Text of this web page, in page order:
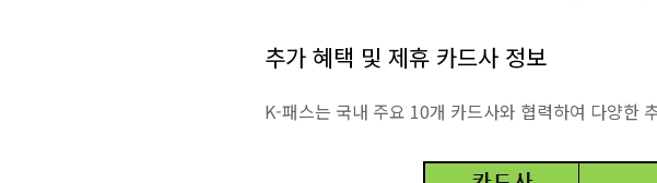
추가 혜택 및 제휴 카드사 정보
K-패스는 국내 주요 10개 카드사와 협력하여 다양한